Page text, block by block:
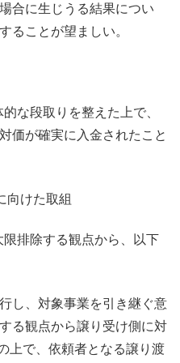
合に生じうる結果につい
ることが望ましい。
な段取りを整えた上で、
価が確実に入金されたこと
向けた取組
排除する観点から、以下
し、対象事業を引き継ぐ意
る観点から譲り受け側に対
上で、依頼者となる譲り渡